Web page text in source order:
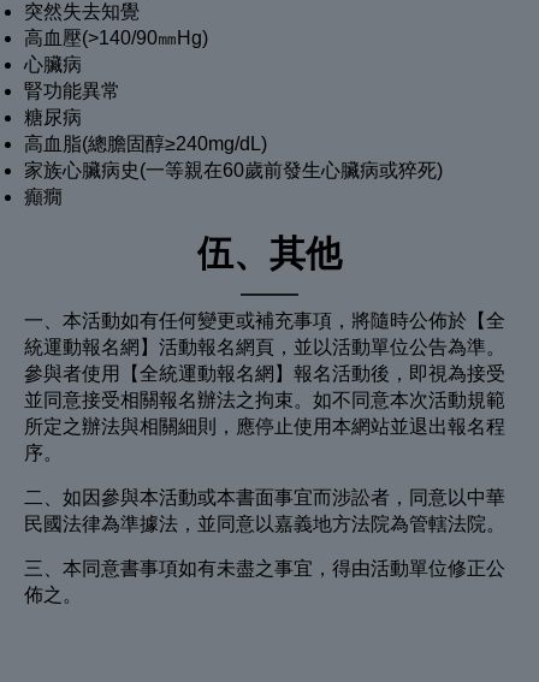
突然失去知覺
高血壓(>140/90㎜Hg)
心臟病
腎功能異常
糖尿病
高血脂(總膽固醇≥240mg/dL)
家族心臟病史(一等親在60歲前發生心臟病或猝死)
癲癇
伍、其他
一、本活動如有任何變更或補充事項，將隨時公佈於【全
統運動報名網】活動報名網頁，並以活動單位公告為準。
參與者使用【全統運動報名網】報名活動後，即視為接受
並同意接受相關報名辦法之拘束。如不同意本次活動規範
所定之辦法與相關細則，應停止使用本網站並退出報名程
序。
二、如因參與本活動或本書面事宜而涉訟者，同意以中華
民國法律為準據法，並同意以嘉義地方法院為管轄法院。
三、本同意書事項如有未盡之事宜，得由活動單位修正公
佈之。